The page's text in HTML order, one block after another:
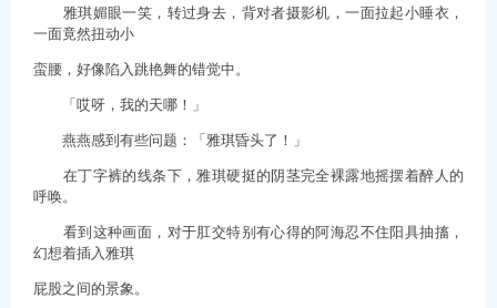
雅琪媚眼一笑，转过身去，背对者摄影机，一面拉起小睡衣，
一面竟然扭动小
蛮腰，好像陷入跳艳舞的错觉中。
「哎呀，我的天哪！」
燕燕感到有些问题：「雅琪昏头了！」
在丁字裤的线条下，雅琪硬挺的阴茎完全裸露地摇摆着醉人的
呼唤。
看到这种画面，对于肛交特别有心得的阿海忍不住阳具抽搐，
幻想着插入雅琪
屁股之间的景象。